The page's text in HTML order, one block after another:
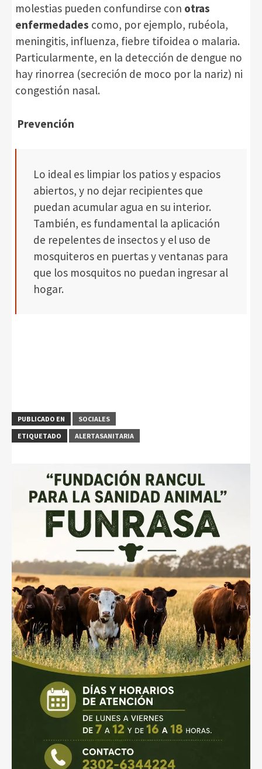
molestias pueden confundirse con otras
enfermedades como, por ejemplo, rubéola,
meningitis, influenza, fiebre tifoidea o malaria.
Particularmente, en la detección de dengue no
hay rinorrea (secreción de moco por la nariz) ni
congestión nasal.
Prevención
Lo ideal es limpiar los patios y espacios
abiertos, y no dejar recipientes que
puedan acumular agua en su interior.
También, es fundamental la aplicación
de repelentes de insectos y el uso de
mosquiteros en puertas y ventanas para
que los mosquitos no puedan ingresar al
hogar.
PUBLICADO EN
SOCIALES
ETIQUETADO
ALERTASANITARIA